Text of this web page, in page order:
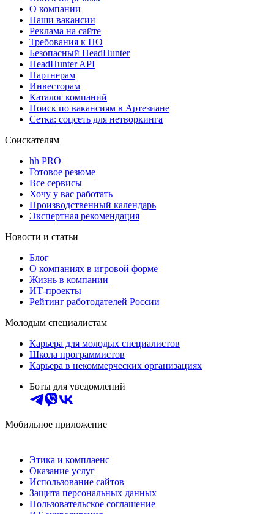
О компании
Наши вакансии
Реклама на сайте
Требования к ПО
Безопасный HeadHunter
HeadHunter API
Партнерам
Инвесторам
Каталог компаний
Поиск по вакансиям в Артезиане
Сетка: соцсеть для нетворкинга
Соискателям
hh PRO
Готовое резюме
Все сервисы
Хочу у вас работать
Производственный календарь
Экспертная рекомендация
Новости и статьи
Блог
О компаниях в игровой форме
Жизнь в компании
ИТ-проекты
Рейтинг работодателей России
Молодым специалистам
Карьера для молодых специалистов
Школа программистов
Карьера в некоммерческих организациях
Боты для уведомлений
Мобильное приложение
Этика и комплаенс
Оказание услуг
Использование сайтов
Защита персональных данных
Пользовательское соглашение